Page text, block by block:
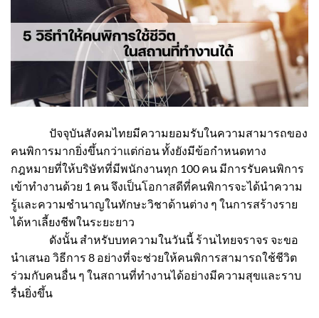
ปัจจุบันสังคมไทยมีความยอมรับในความสามารถของ
คนพิการมากยิ่งขึ้นกว่าแต่ก่อน ทั้งยังมีข้อกำหนดทาง
กฎหมายที่ให้บริษัทที่มีพนักงานทุก 100 คน มีการรับคนพิการ
เข้าทำงานด้วย 1 คน จึงเป็นโอกาสดีที่คนพิการจะได้นำความ
รู้และความชำนาญในทักษะวิชาด้านต่าง ๆ ในการสร้างราย
ได้หาเลี้ยงชีพในระยะยาว
ดังนั้น สำหรับบทความในวันนี้ ร้านไทยจราจร จะขอ
นำเสนอ วิธีการ 8 อย่างที่จะช่วยให้คนพิการสามารถใช้ชีวิต
ร่วมกับคนอื่น ๆ ในสถานที่ทำงานได้อย่างมีความสุขและราบ
รื่นยิ่งขึ้น